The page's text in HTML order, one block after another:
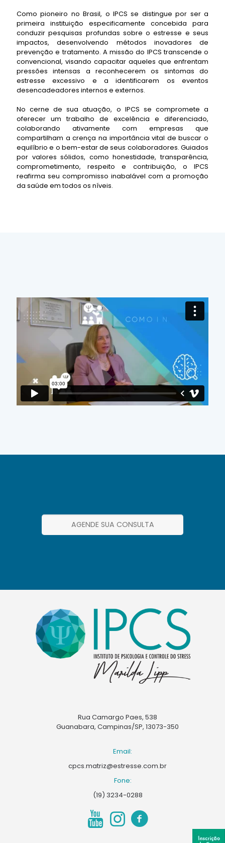
Como pioneiro no Brasil, o IPCS se distingue por ser a
primeira instituição especificamente concebida para
conduzir pesquisas profundas sobre o estresse e seus
impactos, desenvolvendo métodos inovadores de
prevenção e tratamento. A missão do IPCS transcende o
convencional, visando capacitar aqueles que enfrentam
pressões intensas a reconhecerem os sintomas do
estresse excessivo e a identificarem os eventos
desencadeadores internos e externos.
No cerne de sua atuação, o IPCS se compromete a
oferecer um trabalho de excelência e diferenciado,
colaborando ativamente com empresas que
compartilham a crença na importância vital de buscar o
equilíbrio e o bem-estar de seus colaboradores. Guiados
por valores sólidos, como honestidade, transparência,
comprometimento, respeito e contribuição, o IPCS
reafirma seu compromisso inabalável com a promoção
da saúde em todos os níveis.
AGENDE SUA CONSULTA
Rua Camargo Paes, 538
Guanabara, Campinas/SP, 13073-350
Email:
cpcs.matriz@estresse.com.br
Fone:
(19) 3234-0288